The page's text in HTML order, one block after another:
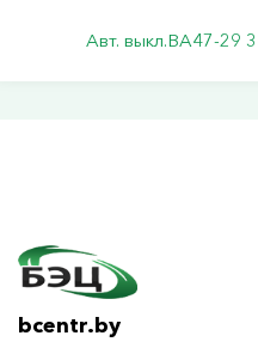
Авт. выкл.ВА47-29
bcentr.by